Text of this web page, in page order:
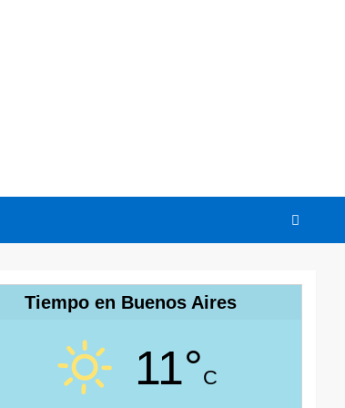
Tiempo en Buenos Aires
11°C